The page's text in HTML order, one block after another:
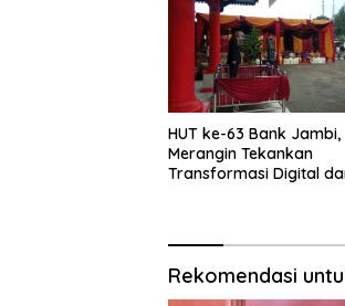
HUT ke-63 Bank
Merangin Tekankan
Transformasi Digital
Rekomendasi